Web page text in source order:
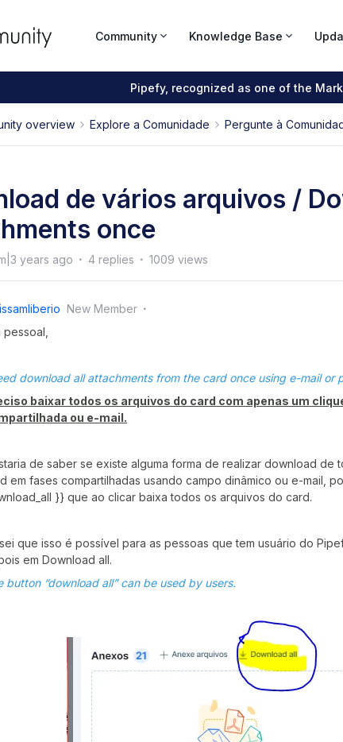
Community Knowledge Base
Pipefy, recognized as one of the
overview Explore a Comunidade Pergunte à
de vários arquivos /
once
years ago 4 replies 1009 views
New Member
pessoal,
download all attachments from the card once using e-mail or
baixar todos os arquivos do card com apenas um
ou e-mail.
de saber se existe alguma forma de realizar download de
em fases compartilhadas usando campo dinâmico ou e-mail,
}} que ao clicar baixa todos os arquivos do card.
que isso é possível para as pessoas que tem usuário do
em Download all.
button “download all” can be used by users.